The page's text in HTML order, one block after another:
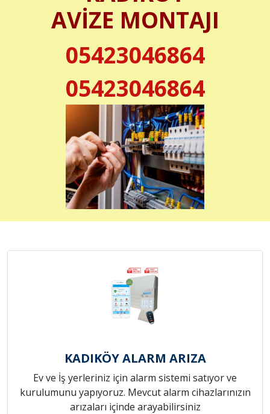
AVİZE MONTAJI
05423046864
05423046864
KADIKÖY ALARM ARIZA
Ev ve İş yerleriniz için alarm sistemi satıyor ve
kurulumunu yapıyoruz. Mevcut alarm cihazlarınızın
arızaları içinde arayabilirsiniz